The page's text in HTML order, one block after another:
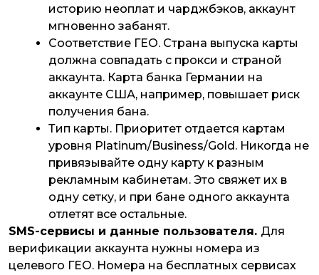
историю неоплат и чарджбэков, аккаунт
мгновенно забанят.
Соответствие ГЕО. Страна выпуска карты
должна совпадать с прокси и страной
аккаунта. Карта банка Германии на
аккаунте США, например, повышает риск
получения бана.
Тип карты. Приоритет отдается картам
уровня Platinum/Business/Gold. Никогда не
привязывайте одну карту к разным
рекламным кабинетам. Это свяжет их в
одну сетку, и при бане одного аккаунта
отлетят все остальные.
SMS-сервисы и данные пользователя. Для
верификации аккаунта нужны номера из
целевого ГЕО. Номера на бесплатных сервисах